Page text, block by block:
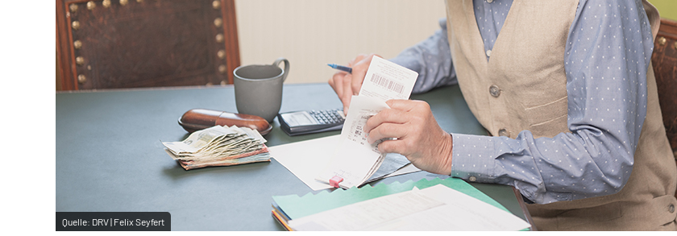
Quelle: DRV | Felix Seyfert